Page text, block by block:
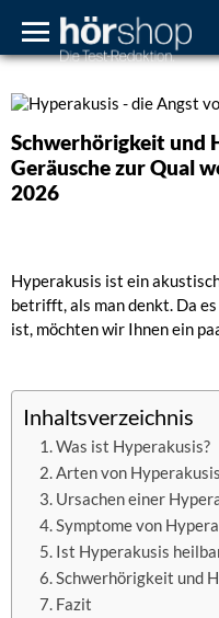
Schwerhörigkeit und
Geräusche zur Qual
2026
Hyperakusis ist ein
betrifft, als man denkt. Da
ist, möchten wir Ihnen ein
Inhaltsverzeichnis
Was ist Hyperakusis?
Arten von Hyperakusis
Ursachen einer
Symptome von
Ist Hyperakusis
Schwerhörigkeit und
Fazit